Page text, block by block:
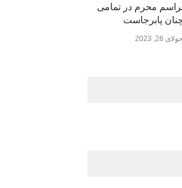
محرم در تمامی
پابرجاست
جولای 26, 2023